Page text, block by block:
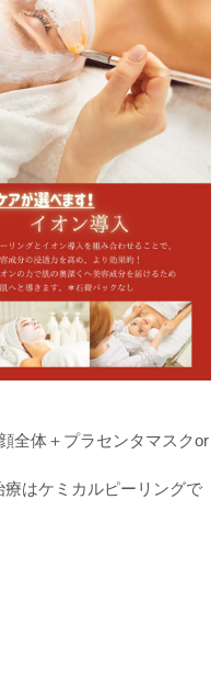
全体＋プラセンタマスクor
はケミカルピーリングで